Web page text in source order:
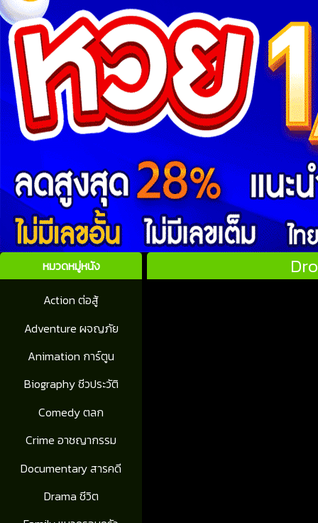
หมวดหมู่หนัง
Action ต่อสู้
Adventure ผจญภัย
Animation การ์ตูน
Biography ชีวประวัติ
Comedy ตลก
Crime อาชญากรรม
Documentary สารคดี
Drama ชีวิต